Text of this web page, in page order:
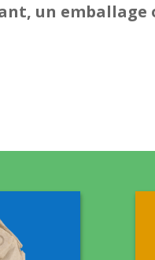
un emballage